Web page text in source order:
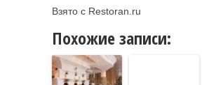
Взято с Restoran.ru
Похожие записи: